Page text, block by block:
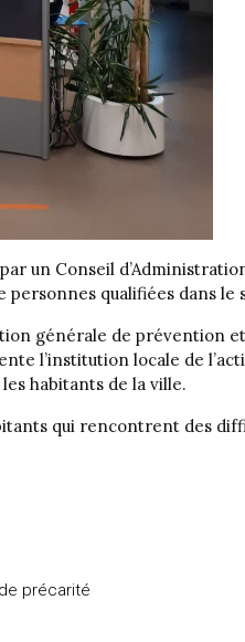
un Conseil
personnes qualifiées dans
générale de prévention
l’institution locale de
habitants de la ville.
qui rencontrent des
précarité